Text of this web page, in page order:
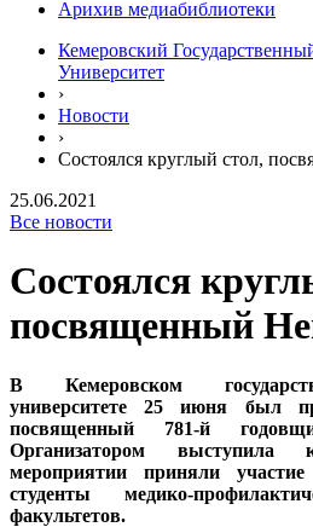
Арихив медиабиблиотеки
Кемеровский
Университет
›
Новости
›
Состоялся круглый стол,
25.06.2021
Все новости
Состоялся
посвященный
В Кемеровском
университете 25 июня был
посвященный 781-й
Организатором
мероприятии приняли
студенты медико-
факультетов.